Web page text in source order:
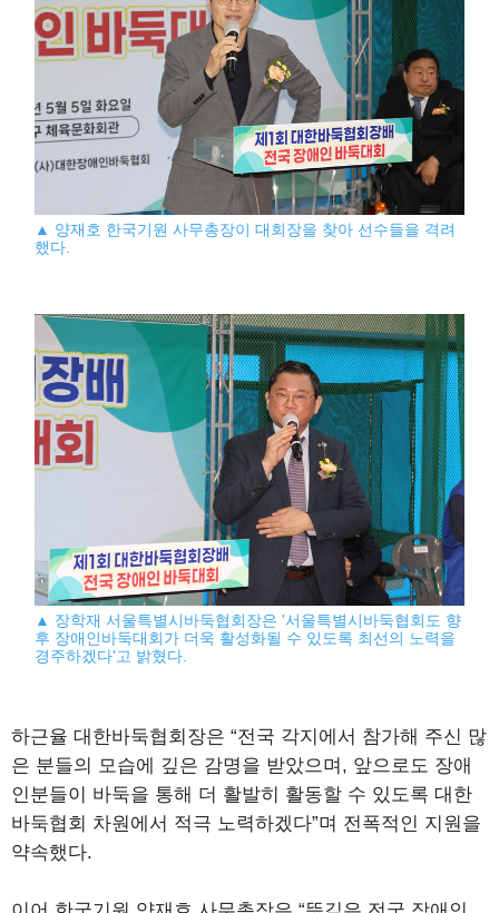
▲ 양재호 한국기원 사무총장이 대회장을 찾아 선수들을 격려
했다.
▲ 장학재 서울특별시바둑협회장은 '서울특별시바둑협회도 향
후 장애인바둑대회가 더욱 활성화될 수 있도록 최선의 노력을
경주하겠다'고 밝혔다.
하근율 대한바둑협회장은 “전국 각지에서 참가해 주신 많
은 분들의 모습에 깊은 감명을 받았으며, 앞으로도 장애
인분들이 바둑을 통해 더 활발히 활동할 수 있도록 대한
바둑협회 차원에서 적극 노력하겠다”며 전폭적인 지원을
약속했다.